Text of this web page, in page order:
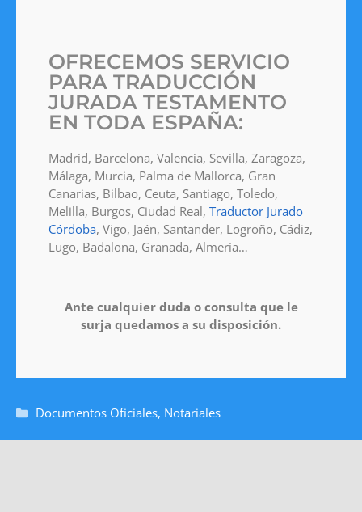
OFRECEMOS SERVICIO
PARA TRADUCCIÓN
JURADA TESTAMENTO
EN TODA ESPAÑA:
Madrid, Barcelona, Valencia, Sevilla, Zaragoza,
Málaga, Murcia, Palma de Mallorca, Gran
Canarias, Bilbao, Ceuta, Santiago, Toledo,
Melilla, Burgos, Ciudad Real, Traductor Jurado
Córdoba, Vigo, Jaén, Santander, Logroño, Cádiz,
Lugo, Badalona, Granada, Almería…
Ante cualquier duda o consulta que le
surja quedamos a su disposición.
Documentos Oficiales, Notariales